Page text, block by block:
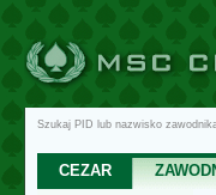
Szukaj PID lub nazwisko
CEZAR